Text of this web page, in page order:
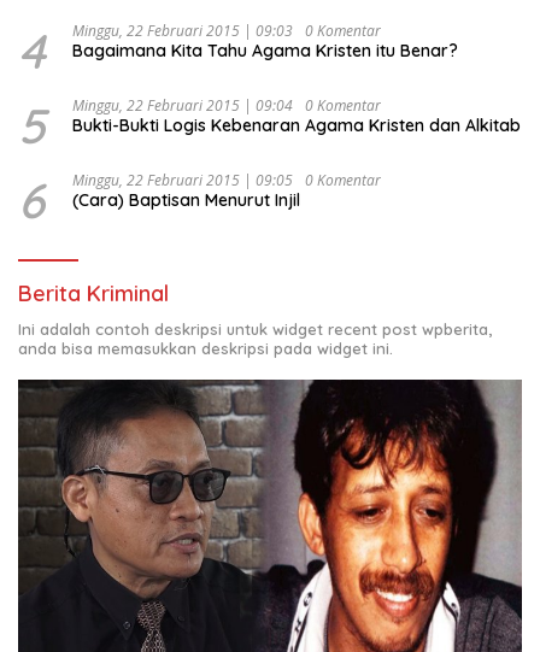
4 Minggu, 22 Februari 2015 | 09:03 0 Komentar
Bagaimana Kita Tahu Agama Kristen itu Benar?
5 Minggu, 22 Februari 2015 | 09:04 0 Komentar
Bukti-Bukti Logis Kebenaran Agama Kristen dan Alkitab
6 Minggu, 22 Februari 2015 | 09:05 0 Komentar
(Cara) Baptisan Menurut Injil
Berita Kriminal
Ini adalah contoh deskripsi untuk widget recent post wpberita,
anda bisa memasukkan deskripsi pada widget ini.